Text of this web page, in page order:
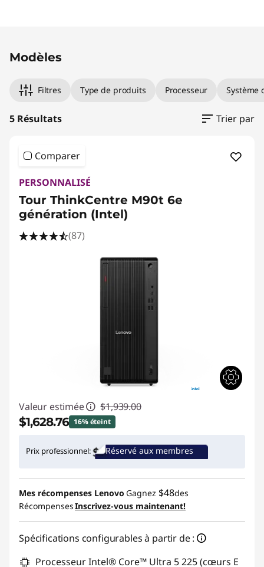
Modèles
Filtres Type de produits Processeur Système
5 Résultats Trier par
Comparer
PERSONNALISÉ
Tour ThinkCentre M90t 6e
génération (Intel)
(87)
Valeur estimée $1,939.00
$1,628.76 16% éteint
Économies instantanées :-$310.24
Prix professionnel: Réservé aux membres
Mes récompenses Lenovo Gagnez $48des
RécompensesInscrivez-vous maintenant!
Spécifications configurables à partir de :
Processeur Intel® Core™ Ultra 5 225 (cœurs E